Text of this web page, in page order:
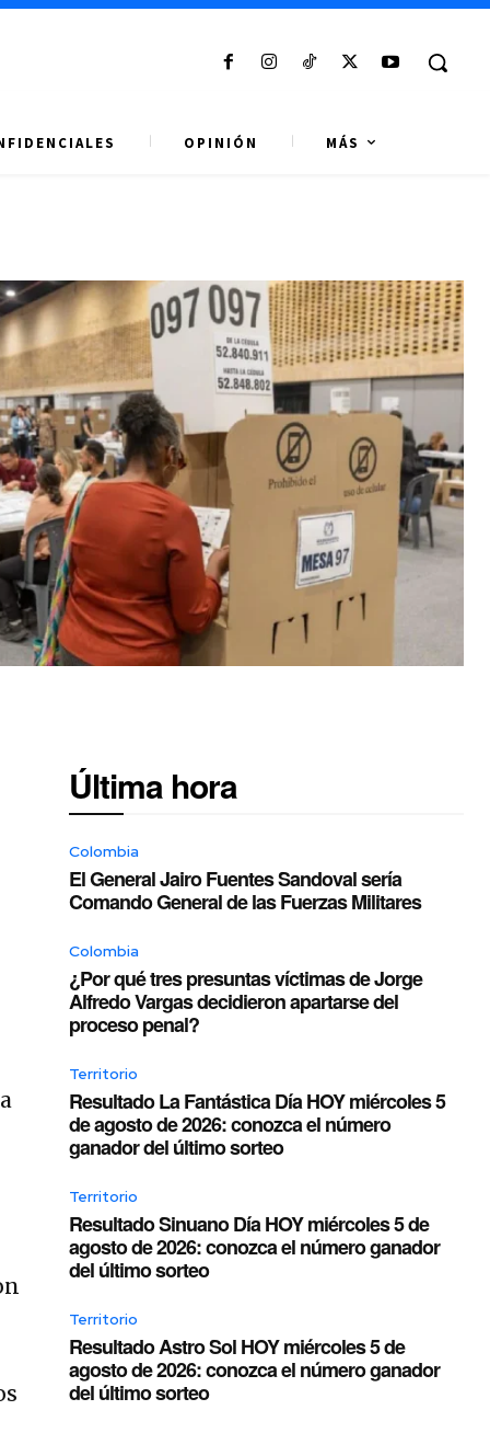
OPINIÓN MÁS
Última hora
Colombia
El General Jairo Fuentes Sandoval sería
Comando General de las Fuerzas Militares
Colombia
¿Por qué tres presuntas víctimas de Jorge
Alfredo Vargas decidieron apartarse del
proceso penal?
Territorio
Resultado La Fantástica Día HOY miércoles 5
de agosto de 2026: conozca el número
ganador del último sorteo
Territorio
Resultado Sinuano Día HOY miércoles 5 de
agosto de 2026: conozca el número ganador
del último sorteo
Territorio
Resultado Astro Sol HOY miércoles 5 de
agosto de 2026: conozca el número ganador
del último sorteo